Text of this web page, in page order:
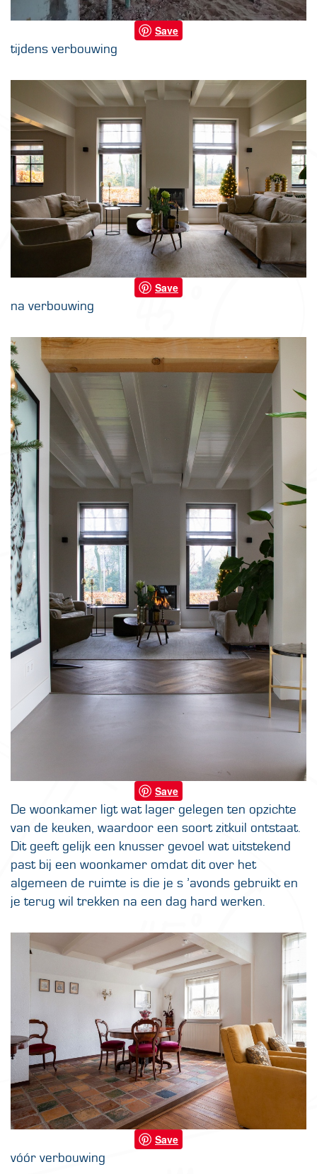
Save
tijdens verbouwing
Save
na verbouwing
Save
De woonkamer ligt wat lager gelegen ten opzichte
van de keuken, waardoor een soort zitkuil ontstaat.
Dit geeft gelijk een knusser gevoel wat uitstekend
past bij een woonkamer omdat dit over het
algemeen de ruimte is die je s ’avonds gebruikt en
je terug wil trekken na een dag hard werken.
Save
vóór verbouwing